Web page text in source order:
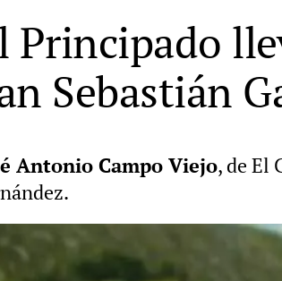
Principado
Sebastián
Antonio Campo Viejo, de El